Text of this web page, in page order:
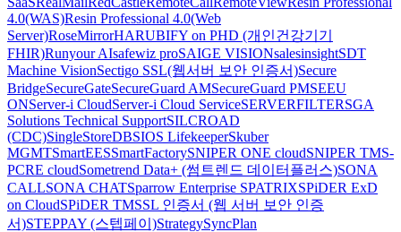
4.0(WAS)Resin Professional 4.0(Web
Server)RoseMirrorHARUBIFY on PHD (개인건강기기
FHIR)Runyour AIsafewiz proSAIGE VISIONsalesinsightSDT
Machine VisionSectigo SSL(웹서버 보안 인증서)Secure
BridgeSecureGateSecureGuard AMSecureGuard PMSEEU
ONServer-i CloudServer-i Cloud ServiceSERVERFILTERSGA
Solutions Technical SupportSILCROAD
(CDC)SingleStoreDBSIOS LifekeeperSkuber
MGMTSmartEESSmartFactorySNIPER ONE cloudSNIPER TMS-
PCRE cloudSometrend Data+ (썸트렌드 데이터플러스)SONA
CALLSONA CHATSparrow Enterprise SPATRIXSPiDER ExD
on CloudSPiDER TMSSL 인증서 (웹 서버 보안 인증
서)STEPPAY (스텝페이)StrategySyncPlan